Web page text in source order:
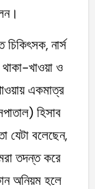
নার্স
থাকা-খাওয়া ও
একমাত্র
হিসাব
যেটা বলেছেন,
তদন্ত করে
অনিয়ম হলে